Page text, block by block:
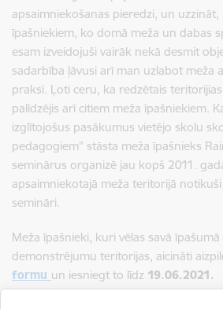
apsaimniekošanas pieredzi, un uzzināt,
īpašniekiem, ko domā meža un dabas
esam izveidojuši vairāk nekā desmit
sadarbība ļāvusi arī man uzlabot meža
praksi. Ļoti ceru, ka redzētais
palīdzējis arī citiem meža īpašniekiem.
izglītojošus pasākumus vietējo skolu
pedagogiem" stāsta meža īpašnieks
seminārus organizē jau kopš 2011.
apsaimniekotajā meža teritorijā
semināri.
Meža īpašnieki, kuri vēlas savā
demonstrējumu teritorijas, aicināti
formu un iesniegt to līdz 19.06.2021.